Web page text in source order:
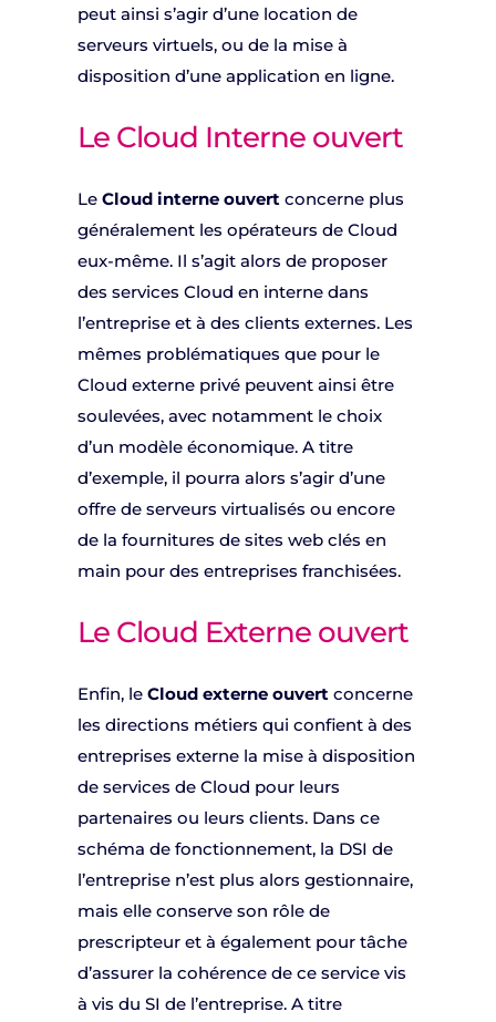
peut ainsi s’agir d’une location de
serveurs virtuels, ou de la mise à
disposition d’une application en ligne.
Le Cloud Interne ouvert
LeCloud interne ouvertconcerne plus
généralement les opérateurs de Cloud
eux-même. Il s’agit alors de proposer
des services Cloud en interne dans
l’entreprise et à des clients externes. Les
mêmes problématiques que pour le
Cloud externe privé peuvent ainsi être
soulevées, avec notamment le choix
d’un modèle économique. A titre
d’exemple, il pourra alors s’agir d’une
offre de serveurs virtualisés ou encore
de la fournitures de sites web clés en
main pour des entreprises franchisées.
Le Cloud Externe ouvert
Enfin, leCloud externe ouvertconcerne
les directions métiers qui confient à des
entreprises externe la mise à disposition
de services de Cloud pour leurs
partenaires ou leurs clients. Dans ce
schéma de fonctionnement, la DSI de
l’entreprise n’est plus alors gestionnaire,
mais elle conserve son rôle de
prescripteur et à également pour tâche
d’assurer la cohérence de ce service vis
à vis du SI de l’entreprise. A titre